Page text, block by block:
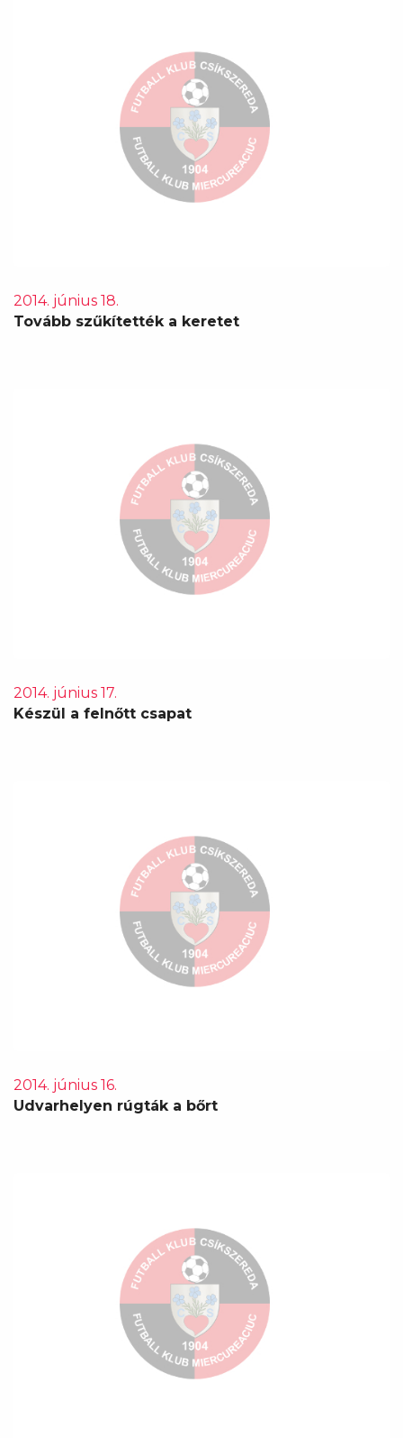
2014. június 18.
Tovább szűkítették a keretet
2014. június 17.
Készül a felnőtt csapat
2014. június 16.
Udvarhelyen rúgták a bőrt